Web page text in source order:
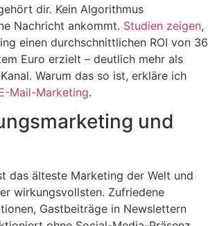
dir. Kein Algorithmus
Nachricht ankommt. Studien zeigen,
einen durchschnittlichen ROI von 36
Euro erzielt – deutlich mehr als
Warum das so ist, erkläre ich
Mail-Marketing.
und
das älteste Marketing der Welt und
wirkungsvollsten. Zufriedene
Gastbeiträge in Newslettern